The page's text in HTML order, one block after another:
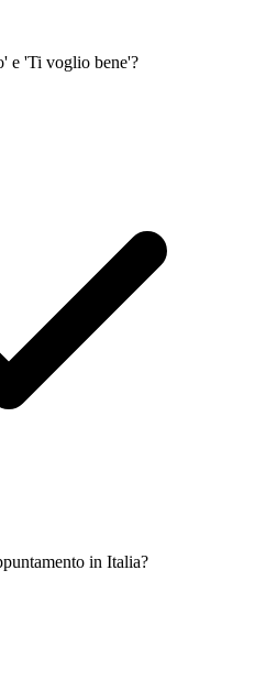
e 'Ti voglio bene'?
in Italia?